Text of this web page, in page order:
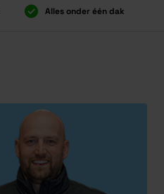
Alles onder één dak